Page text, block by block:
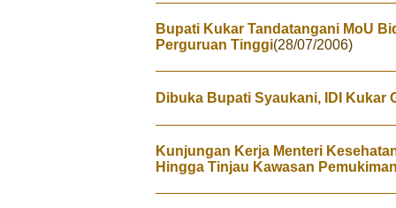
Bupati Kukar Tandatangani MoU
Perguruan Tinggi(28/07/2006)
Dibuka Bupati Syaukani, IDI Kukar
Kunjungan Kerja Menteri
Hingga Tinjau Kawasan